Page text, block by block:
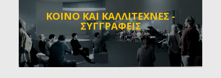
ΚΟΙΝΟ ΚΑΙ ΚΑΛΛΙΤΕΧΝΕΣ -
ΣΥΓΓΡΑΦΕΙΣ